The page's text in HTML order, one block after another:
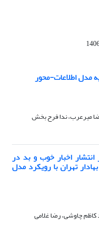
مدل اطلاعات-محور
میرعرب، ندا فرح بخش
اخبار خوب و بد در
تهران با رویکرد مدل
چاوشی، رضا غلامی